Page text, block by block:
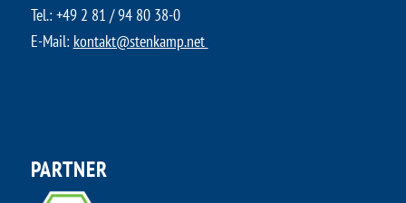
Tel.: +49 2 81 / 94 80 38-0
E-Mail: kontakt@stenkamp.net ​
PARTNER